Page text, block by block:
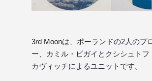
3rd Moonは、ポーランドの2人のプ
ー、カミル・ビガイとクシシュトフ
カヴィッチによるユニットです。